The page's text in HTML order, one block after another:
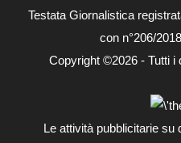
Testata Giornalistica
con n°206/
Copyright ©2026 - Tutti i
Le attività pubblicitarie su